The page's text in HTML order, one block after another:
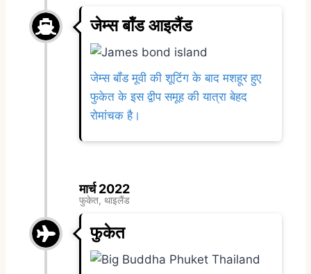
जेम्स बॉंड आइलैंड
जेम्स बॉंड मूवी की शूटिंग के बाद मशहूर हुए
फुकेत के इस द्वीप समूह की यात्रा बेहद
रोमांचक है।
मार्च 2022
फुकेत, थाइलैंड
फुकेत